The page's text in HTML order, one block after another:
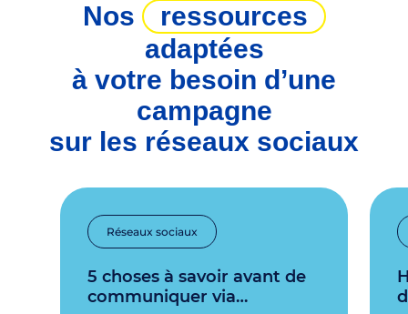
Nos
ressources
adaptées
à votre besoin d’une
campagne
sur les réseaux sociaux
Réseaux sociaux
5 choses à savoir avant de
communiquer via…
Histoire de